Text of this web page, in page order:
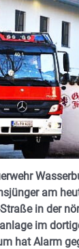
am
in der
im
hat Alarm